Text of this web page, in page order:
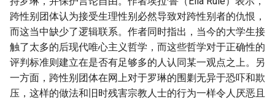
跨性别团体认为接受生理性别必然导致对跨性别者的仇恨，
而这当中缺少了逻辑联系。作者同时指出，当今的大学生接
触了太多的后现代唯心主义哲学，而这些哲学对于正确性的
评判标准则建立在是否有足够多的人认同某一观点之上。另
一方面，跨性别团体在网上对于罗琳的围剿无异于恐吓和欺
压，这样的做法和旧时残害宗教人士的行为一样令人厌恶且